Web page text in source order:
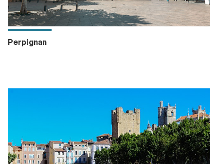
Perpignan